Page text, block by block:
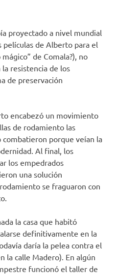
proyectado a nivel mundial
películas de Alberto para el
de Comala?), no
la resistencia de los
de preservación
encabezó un movimiento
de rodamiento las
porque veían la
Al final, los
los empedrados
una solución
se fraguaron con
la casa que habitó
definitivamente en la
daría la pelea contra el
la calle Madero). En algún
funcionó el taller de